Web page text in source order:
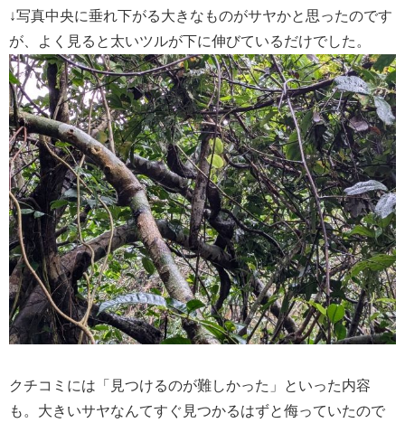
↓写真中央に垂れ下がる大きなものがサヤかと思ったのです
が、よく見ると太いツルが下に伸びているだけでした。
クチコミには「見つけるのが難しかった」といった内容
も。大きいサヤなんてすぐ見つかるはずと侮っていたので